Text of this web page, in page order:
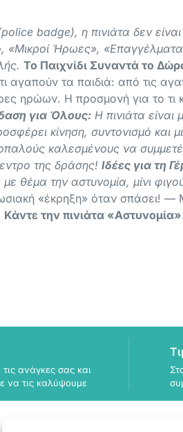
badge), η πινιάτα δεν
«Μικροί Ήρωες»,
Το Παιχνίδι Συναντά το
αγαπούν τα παιδιά: από τις
ηρώων. Η προσμονή για το τι
για Όλους: Η πινιάτα είναι
κίνηση, συντονισμό και
καλεσμένους να
της δράσης! Ιδέες για τη
θέμα την αστυνομία, μίνι
«έκρηξη» όταν σπάσει! —
Κάντε την πινιάτα
ανάγκες σας και
να τις καλύψουμε